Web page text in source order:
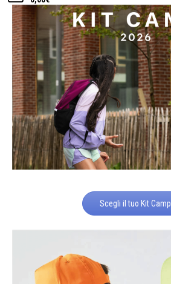
Scegli il tuo Kit Camp